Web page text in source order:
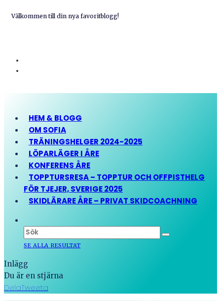
Välkommen till din nya favoritblogg!
HEM & BLOGG
OM SOFIA
TRÄNINGSHELGER 2024-2025
LÖPARLÄGER I ÅRE
KONFERENS ÅRE
TOPPTURSRESA – TOPPTUR OCH OFFPISTHELG
FÖR TJEJER, SVERIGE 2025
SKIDLÄRARE ÅRE – PRIVAT SKIDCOACHNING
SE ALLA RESULTAT
Inlägg
Du är en stjärna
DelaTweeta